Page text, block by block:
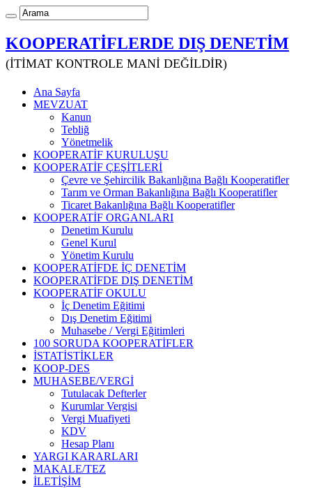
KOOPERATİFLERDE DIŞ DENETİM
(İTİMAT KONTROLE MANİ DEĞİLDİR)
Ana Sayfa
MEVZUAT
Kanun
Tebliğ
Yönetmelik
KOOPERATİF KURULUŞU
KOOPERATİF ÇEŞİTLERİ
Çevre ve Şehircilik Bakanlığına Bağlı Kooperatifler
Tarım ve Orman Bakanlığına Bağlı Kooperatifler
Ticaret Bakanlığına Bağlı Kooperatifler
KOOPERATİF ORGANLARI
Denetim Kurulu
Genel Kurul
Yönetim Kurulu
KOOPERATİFDE İÇ DENETİM
KOOPERATİFDE DIŞ DENETİM
KOOPERATİF OKULU
İç Denetim Eğitimi
Dış Denetim Eğitimi
Muhasebe / Vergi Eğitimleri
100 SORUDA KOOPERATİFLER
İSTATİSTİKLER
KOOP-DES
MUHASEBE/VERGİ
Tutulacak Defterler
Kurumlar Vergisi
Vergi Muafiyeti
KDV
Hesap Planı
YARGI KARARLARI
MAKALE/TEZ
İLETİŞİM